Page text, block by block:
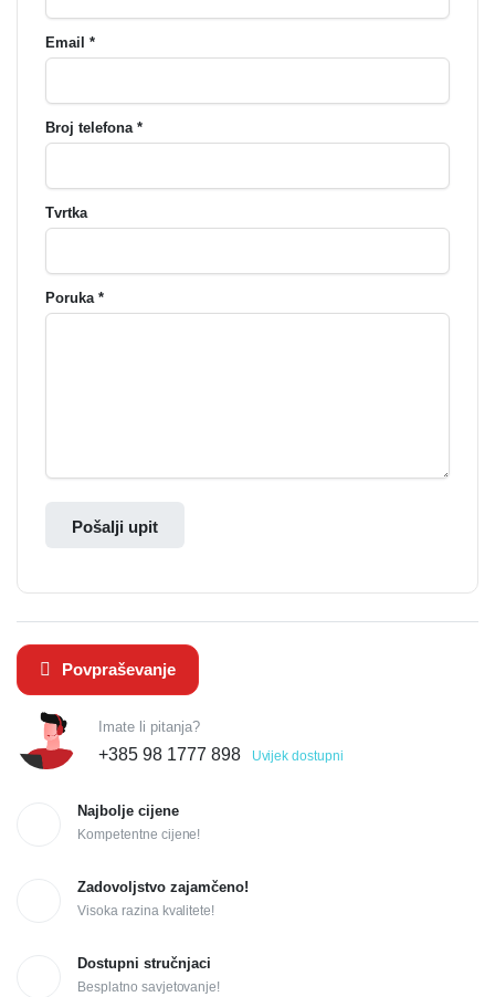
Email *
Broj telefona *
Tvrtka
Poruka *
Pošalji upit
Povpraševanje
Imate li pitanja?
+385 98 1777 898 Uvijek dostupni
Najbolje cijene
Kompetentne cijene!
Zadovoljstvo zajamčeno!
Visoka razina kvalitete!
Dostupni stručnjaci
Besplatno savjetovanje!